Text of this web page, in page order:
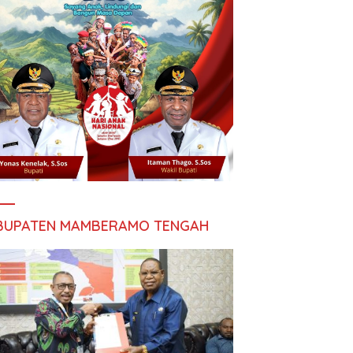
MAMBERAMO TENGAH